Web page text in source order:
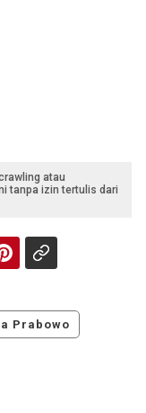
atau
tanpa izin tertulis dari
Prabowo